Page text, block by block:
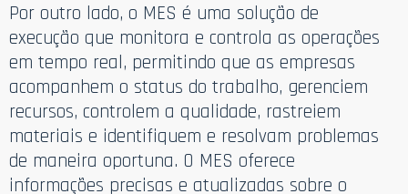
Por outro lado, o MES é uma solução de
execução que monitora e controla as operações
em tempo real, permitindo que as empresas
acompanhem o status do trabalho, gerenciem
recursos, controlem a qualidade, rastreiem
materiais e identifiquem e resolvam problemas
de maneira oportuna. O MES oferece
informações precisas e atualizadas sobre o